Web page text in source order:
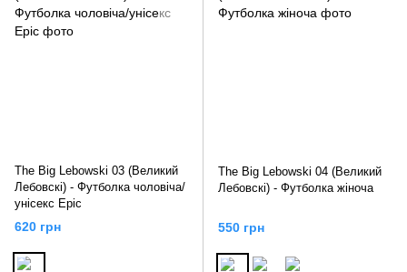
The Big Lebowski 03 (Великий
Лебовскі) - Футболка чоловіча/
унісекс Epic
620 грн
The Big Lebowski 04 (Великий
Лебовскі) - Футболка жіноча
550 грн